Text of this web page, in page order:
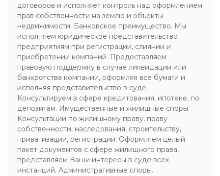
договоров и исполняет контроль над оформлением
прав собственности на землю и объекты
недвижимости. Банковское преимущество. Мы
исполняем юридическое представительство
предприятиям при регистрации, слиянии и
приобретении компаний. Предоставляем
правовую поддержку в случае ликвидации или
банкротства компании, оформляя все бумаги и
исполняя представительство в суде.
Консультируем в сфере кредитования, ипотеке, по
депозитам. Имущественные и жилищные споры.
Консультации по жилищному праву, праву
собственности, наследования, строительству,
приватизации, регистрации. Оформляем целый
пакет документов с сфере жилищного права,
представляем Ваши интересы в суде всех
инстанций. Административные споры.